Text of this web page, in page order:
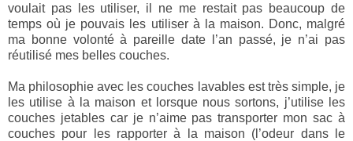
voulait pas les utiliser, il ne me restait pas beaucoup de
temps où je pouvais les utiliser à la maison. Donc, malgré
ma bonne volonté à pareille date l’an passé, je n’ai pas
réutilisé mes belles couches.
Ma philosophie avec les couches lavables est très simple, je
les utilise à la maison et lorsque nous sortons, j’utilise les
couches jetables car je n’aime pas transporter mon sac à
couches pour les rapporter à la maison (l’odeur dans le